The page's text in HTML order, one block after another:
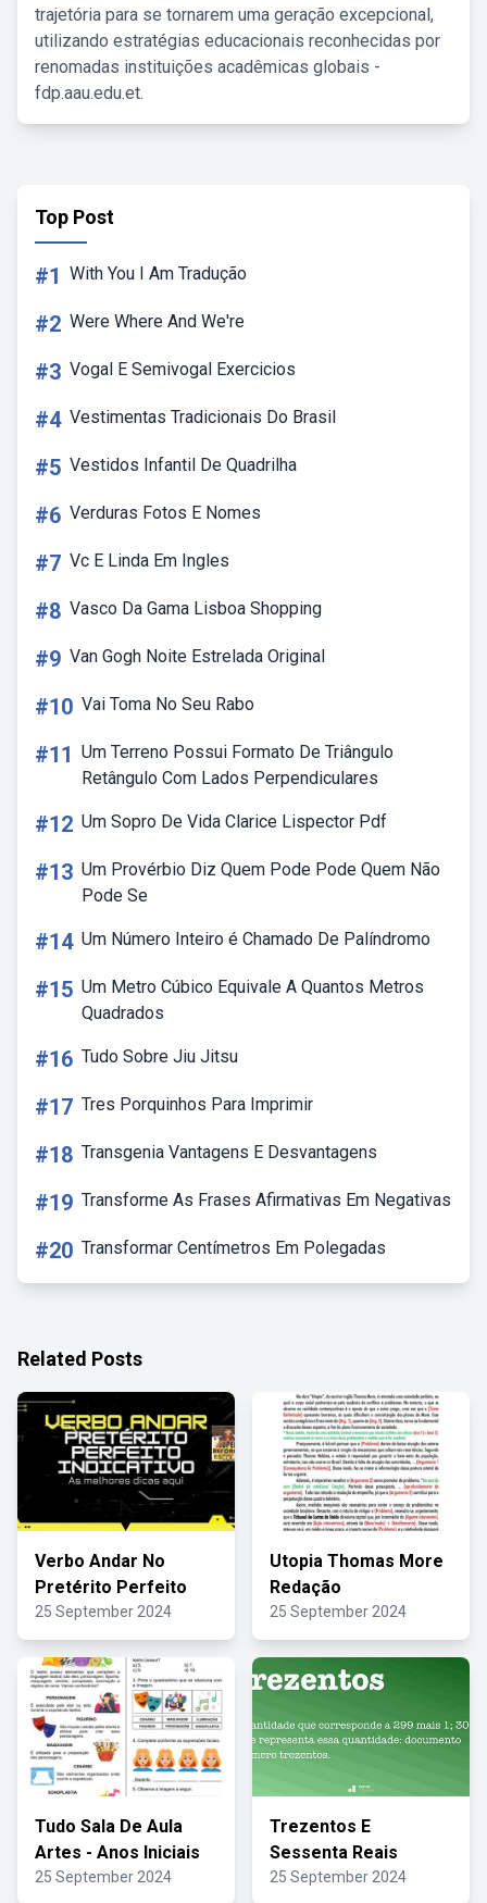
trajetória para se tornarem uma geração excepcional,
utilizando estratégias educacionais reconhecidas por
renomadas instituições acadêmicas globais -
fdp.aau.edu.et.
Top Post
#1 With You I Am Tradução
#2 Were Where And We're
#3 Vogal E Semivogal Exercicios
#4 Vestimentas Tradicionais Do Brasil
#5 Vestidos Infantil De Quadrilha
#6 Verduras Fotos E Nomes
#7 Vc E Linda Em Ingles
#8 Vasco Da Gama Lisboa Shopping
#9 Van Gogh Noite Estrelada Original
#10 Vai Toma No Seu Rabo
#11 Um Terreno Possui Formato De Triângulo
Retângulo Com Lados Perpendiculares
#12 Um Sopro De Vida Clarice Lispector Pdf
#13 Um Provérbio Diz Quem Pode Pode Quem Não
Pode Se
#14 Um Número Inteiro é Chamado De Palíndromo
#15 Um Metro Cúbico Equivale A Quantos Metros
Quadrados
#16 Tudo Sobre Jiu Jitsu
#17 Tres Porquinhos Para Imprimir
#18 Transgenia Vantagens E Desvantagens
#19 Transforme As Frases Afirmativas Em Negativas
#20 Transformar Centímetros Em Polegadas
Related Posts
Verbo Andar No
Pretérito Perfeito
25 September 2024
Utopia Thomas More
Redação
25 September 2024
Tudo Sala De Aula
Artes - Anos Iniciais
25 September 2024
Trezentos E
Sessenta Reais
25 September 2024